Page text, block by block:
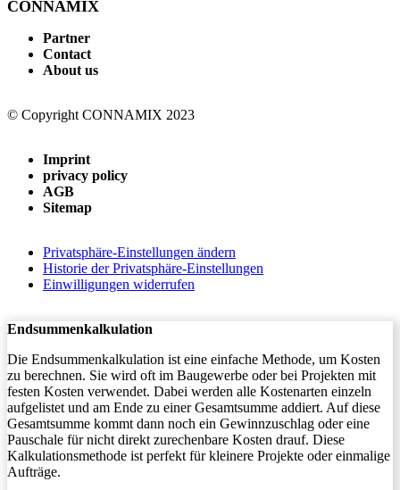
CONNAMIX
Partner
Contact
About us
© Copyright CONNAMIX 2023
Imprint
privacy policy
AGB
Sitemap
Privatsphäre-Einstellungen ändern
Historie der Privatsphäre-Einstellungen
Einwilligungen widerrufen
Endsummenkalkulation
Die Endsummenkalkulation ist eine einfache Methode, um Kosten
zu berechnen. Sie wird oft im Baugewerbe oder bei Projekten mit
festen Kosten verwendet. Dabei werden alle Kostenarten einzeln
aufgelistet und am Ende zu einer Gesamtsumme addiert. Auf diese
Gesamtsumme kommt dann noch ein Gewinnzuschlag oder eine
Pauschale für nicht direkt zurechenbare Kosten drauf. Diese
Kalkulationsmethode ist perfekt für kleinere Projekte oder einmalige
Aufträge.